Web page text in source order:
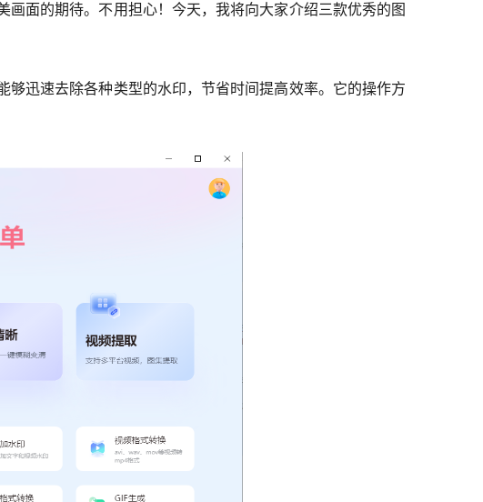
面的期待。不用担心！今天，我将向大家介绍三款优秀的图
迅速去除各种类型的水印，节省时间提高效率。它的操作方